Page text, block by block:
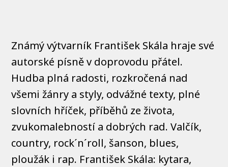
Známý výtvarník František Skála hraje své
autorské písně v doprovodu přátel.
Hudba plná radosti, rozkročená nad
všemi žánry a styly, odvážné texty, plné
slovních hříček, příběhů ze života,
zvukomalebností a dobrých rad. Valčík,
country, rock´n´roll, šanson, blues,
ploužák i rap. František Skála: kytara,